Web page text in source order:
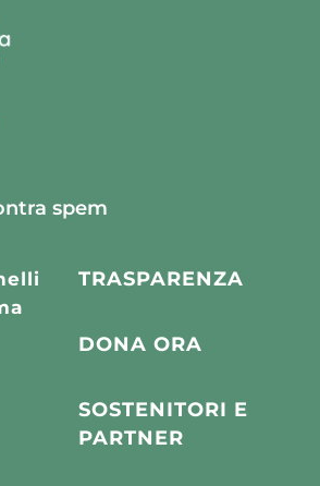
spem
TRASPARENZA
DONA ORA
SOSTENITORI E
PARTNER